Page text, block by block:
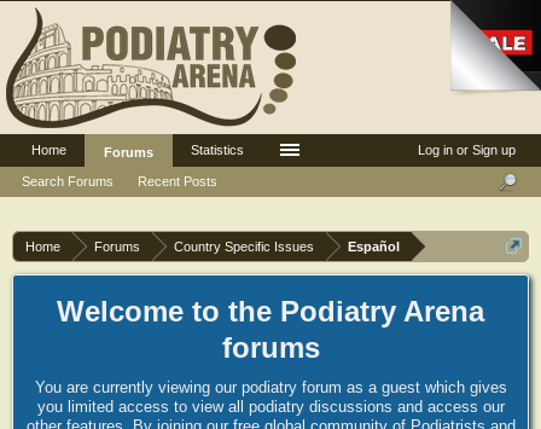
Home Forums Country Specific Issues Español
Welcome to the Podiatry Arena
forums
You are currently viewing our podiatry forum as a guest which gives
you limited access to view all podiatry discussions and access our
Log in or Sign up
Home
Forums
Search Forums
Recent Posts
Statistics